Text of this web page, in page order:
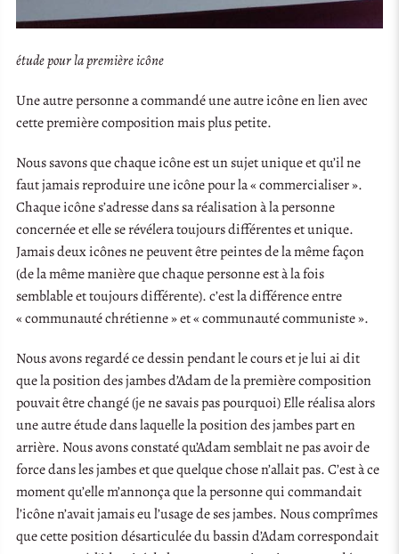
étude pour la première icône
Une autre personne a commandé une autre icône en lien avec
cette première composition mais plus petite.
Nous savons que chaque icône est un sujet unique et qu’il ne
faut jamais reproduire une icône pour la « commercialiser ».
Chaque icône s’adresse dans sa réalisation à la personne
concernée et elle se révélera toujours différentes et unique.
Jamais deux icônes ne peuvent être peintes de la même façon
(de la même manière que chaque personne est à la fois
semblable et toujours différente). c’est la différence entre
« communauté chrétienne » et « communauté communiste ».
Nous avons regardé ce dessin pendant le cours et je lui ai dit
que la position des jambes d’Adam de la première composition
pouvait être changé (je ne savais pas pourquoi) Elle réalisa alors
une autre étude dans laquelle la position des jambes part en
arrière. Nous avons constaté qu’Adam semblait ne pas avoir de
force dans les jambes et que quelque chose n’allait pas. C’est à ce
moment qu’elle m’annonça que la personne qui commandait
l’icône n’avait jamais eu l’usage de ses jambes. Nous comprîmes
que cette position désarticulée du bassin d’Adam correspondait